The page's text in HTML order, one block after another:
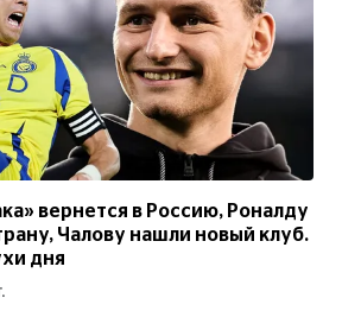
вернется в Россию, Роналду
Чалову нашли новый клуб.
дня